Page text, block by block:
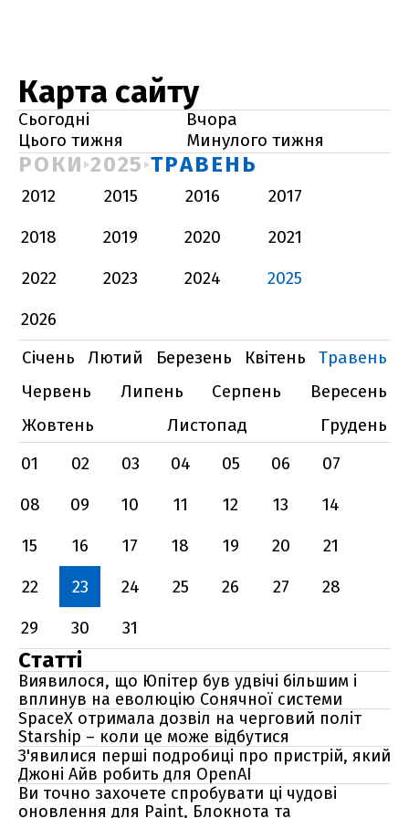
Карта сайту
Сьогодні
Вчора
Цього тижня
Минулого тижня
РОКИ 2025 ТРАВЕНЬ
2012 2015 2016
2017
2018
2019 2020
2021
2022
2023 2024
2025
2026
Січень
Лютий Березень Квітень
Травень
Червень
Липень Серпень
Вересень
Жовтень
Листопад
Грудень
01
02 03 04 05 06
07
08
09 10 11 12 13
14
15
16 17 18 19 20
21
22
23 24 25 26 27
28
29
30 31
Статті
Виявилося, що Юпітер був удвічі більшим і
вплинув на еволюцію Сонячної системи
SpaceX отримала дозвіл на черговий політ
Starship – коли це може відбутися
З'явилися перші подробиці про пристрій, який
Джоні Айв робить для OpenAI
Ви точно захочете спробувати ці чудові
оновлення для Paint, Блокнота та